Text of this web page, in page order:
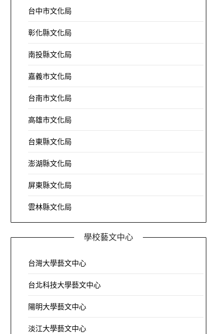
台中市文化局
彰化縣文化局
南投縣文化局
嘉義市文化局
台南市文化局
高雄市文化局
台東縣文化局
澎湖縣文化局
屏東縣文化局
雲林縣文化局
學校藝文中心
台灣大學藝文中心
台北科技大學藝文中心
陽明大學藝文中心
淡江大學藝文中心